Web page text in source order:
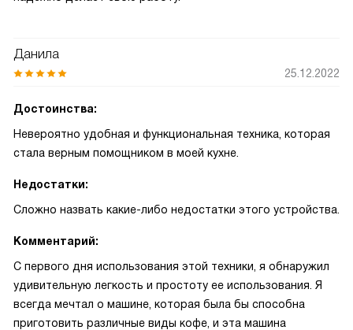
Данила
25.12.2022
Достоинства:
Невероятно удобная и функциональная техника, которая
стала верным помощником в моей кухне.
Недостатки:
Сложно назвать какие-либо недостатки этого устройства.
Комментарий:
С первого дня использования этой техники, я обнаружил
удивительную легкость и простоту ее использования. Я
всегда мечтал о машине, которая была бы способна
приготовить различные виды кофе, и эта машина